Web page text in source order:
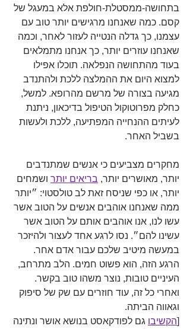
בתחושה-ממסטלת-חולפת אלא במעגל של
קסם. כמה שאנחנו מרגישים יותר טוב עם
עצמנו, כך גדלה הנטייה לעזור לאחר, וכמה
שאנחנו עוזרים יותר, כך אנחנו מתמלאים
בעוד מהתחושה הנפלאה. תוכלו אפילו
למצוא היום את ההמלצה ללכת ולהתנדב
מגיעה בצורה של מרשם מהרופא. למשל,
כחלק מפרוטוקול הטיפול בדיכאון, ניתנת
לעיתים ההנחייה המפתיעה, ללכת ולעשות
בשביל האחר.
מחקרים מצביעים כי אנשים שמתנדבים
יותר, מאושרים יותר, בריאים יותר ושמחים
יותר, או כפי שניסח זאת לב טולסטוי: ״יותר
ממה שאנחנו אוהבים אנשים על הטוב אשר
עשו לנו, אנו אוהבים אותם על הטוב אשר
עשינו להם״. נסו לרגע אחד לעצור ולהיזכר
במעשה מיטיב שלכם עבור אדם אחר.
הרגע הזה, הוא פשוט חמים. הלב מתרחב,
העיניים טובות, נוצר משהו טוב בקשר.
ואחרי כל זה, עוד חוזרים עם שק של סיפוק
וגאווה הביתה.
[הקשיבו גם לפודקאסט בנושא אושר ונתינה